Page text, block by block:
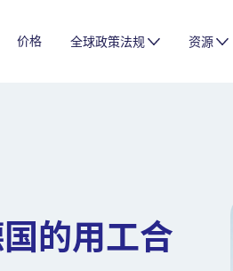
价格 全球政策法规 资源
的用工合